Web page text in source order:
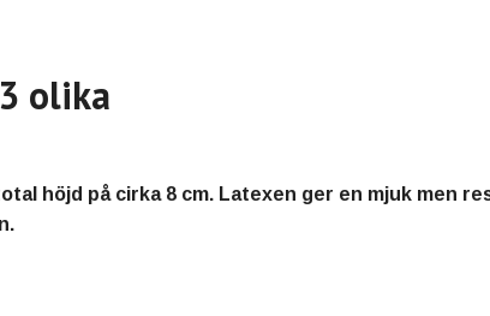
olika
höjd på cirka 8 cm. Latexen ger en mjuk men